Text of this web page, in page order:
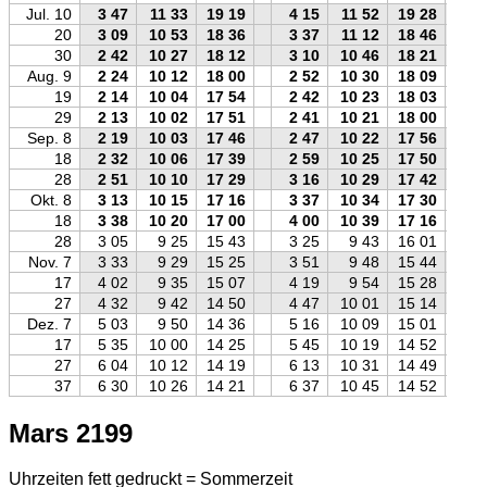
Jul. 10
3 47 11 33 19 19 4 15 11 52 19 28
20
3 09 10 53 18 36 3 37 11 12 18 46
30
2 42 10 27 18 12 3 10 10 46 18 21
Aug. 9
2 24 10 12 18 00 2 52 10 30 18 09
19
2 14 10 04 17 54 2 42 10 23 18 03
29
2 13 10 02 17 51 2 41 10 21 18 00
Sep. 8
2 19 10 03 17 46 2 47 10 22 17 56
18
2 32 10 06 17 39 2 59 10 25 17 50
28
2 51 10 10 17 29 3 16 10 29 17 42
Okt. 8
3 13 10 15 17 16 3 37 10 34 17 30
18
3 38 10 20 17 00 4 00 10 39 17 16
28
3 05 9 25 15 43 3 25 9 43 16 01
Nov. 7
3 33 9 29 15 25 3 51 9 48 15 44
17
4 02 9 35 15 07 4 19 9 54 15 28
27
4 32 9 42 14 50 4 47 10 01 15 14
Dez. 7
5 03 9 50 14 36 5 16 10 09 15 01
17
5 35 10 00 14 25 5 45 10 19 14 52
27
6 04 10 12 14 19 6 13 10 31 14 49
37
6 30 10 26 14 21 6 37 10 45 14 52
Mars 2199
Uhrzeiten fett gedruckt = Sommerzeit